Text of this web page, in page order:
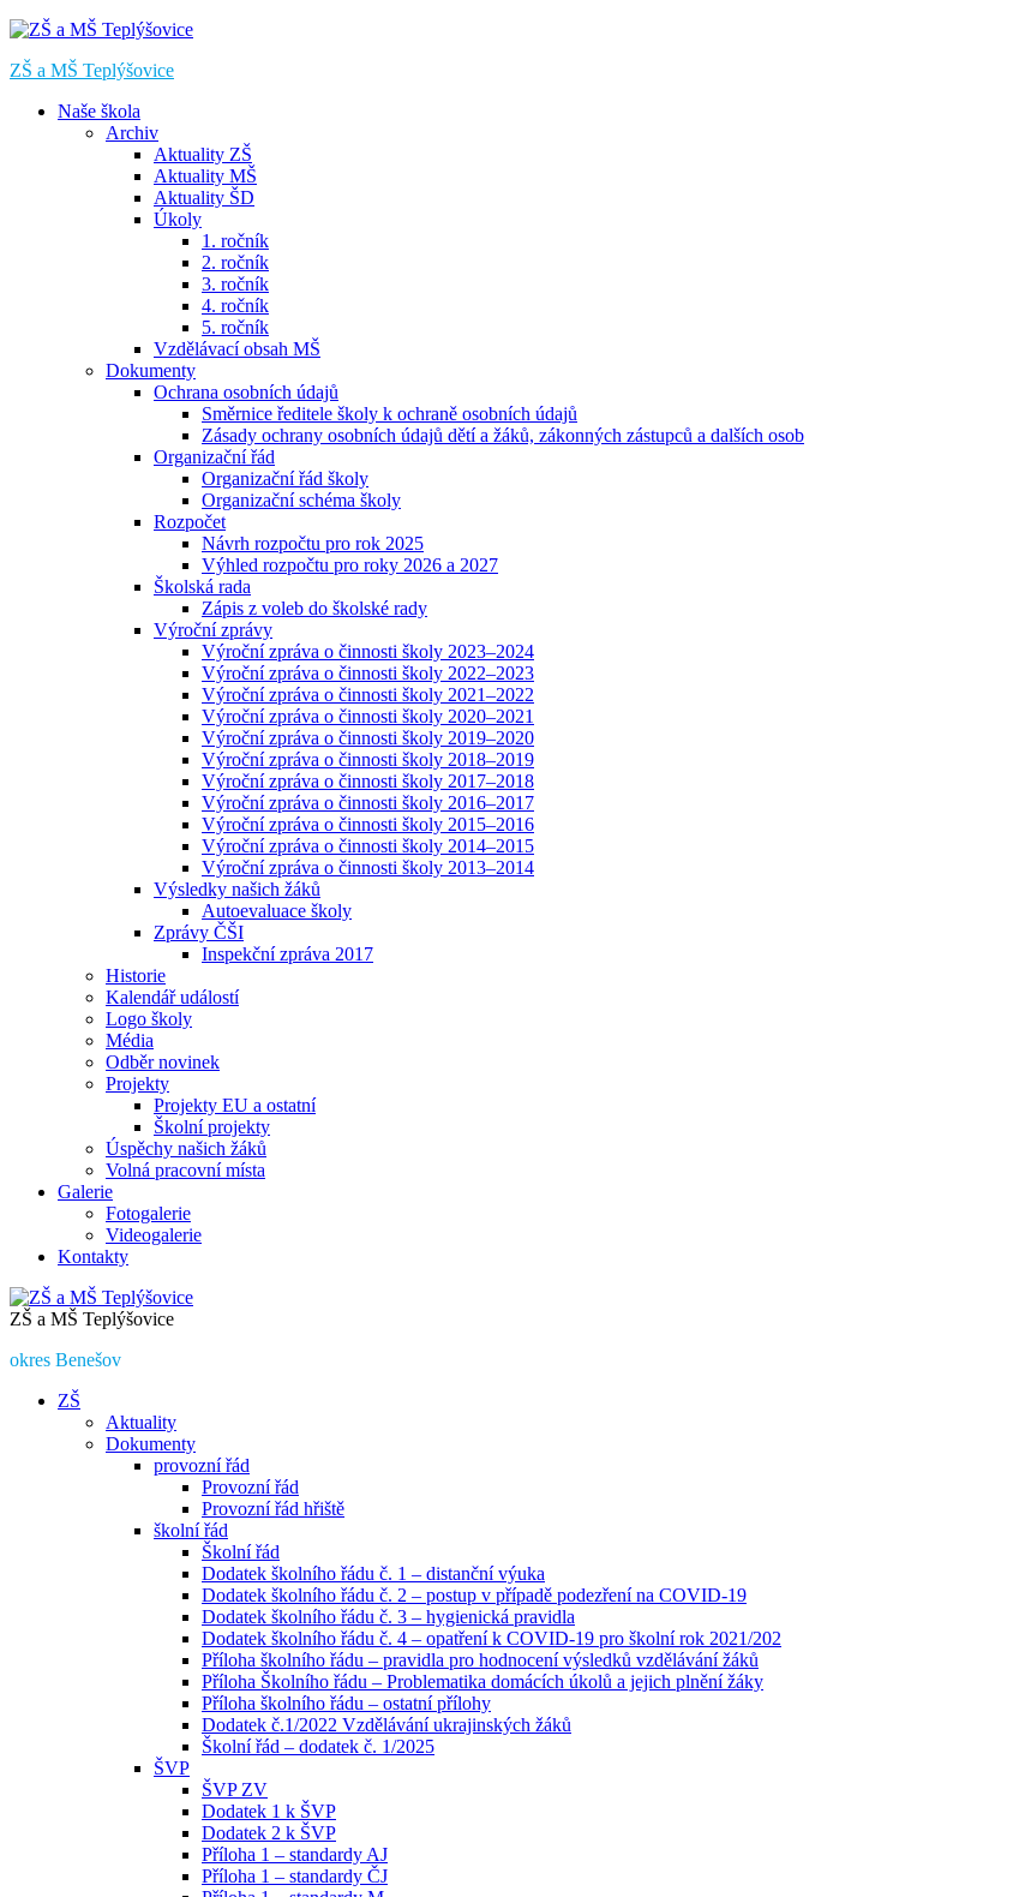
ZŠ a MŠ Teplýšovice
Naše škola
Archiv
Aktuality ZŠ
Aktuality MŠ
Aktuality ŠD
Úkoly
1. ročník
2. ročník
3. ročník
4. ročník
5. ročník
Vzdělávací obsah MŠ
Dokumenty
Ochrana osobních údajů
Směrnice ředitele školy k ochraně osobních údajů
Zásady ochrany osobních údajů dětí a žáků, zákonných zástupců a dalších osob
Organizační řád
Organizační řád školy
Organizační schéma školy
Rozpočet
Návrh rozpočtu pro rok 2025
Výhled rozpočtu pro roky 2026 a 2027
Školská rada
Zápis z voleb do školské rady
Výroční zprávy
Výroční zpráva o činnosti školy 2023–2024
Výroční zpráva o činnosti školy 2022–2023
Výroční zpráva o činnosti školy 2021–2022
Výroční zpráva o činnosti školy 2020–2021
Výroční zpráva o činnosti školy 2019–2020
Výroční zpráva o činnosti školy 2018–2019
Výroční zpráva o činnosti školy 2017–2018
Výroční zpráva o činnosti školy 2016–2017
Výroční zpráva o činnosti školy 2015–2016
Výroční zpráva o činnosti školy 2014–2015
Výroční zpráva o činnosti školy 2013–2014
Výsledky našich žáků
Autoevaluace školy
Zprávy ČŠI
Inspekční zpráva 2017
Historie
Kalendář událostí
Logo školy
Média
Odběr novinek
Projekty
Projekty EU a ostatní
Školní projekty
Úspěchy našich žáků
Volná pracovní místa
Galerie
Fotogalerie
Videogalerie
Kontakty
ZŠ a MŠ Teplýšovice
okres Benešov
ZŠ
Aktuality
Dokumenty
provozní řád
Provozní řád
Provozní řád hřiště
školní řád
Školní řád
Dodatek školního řádu č. 1 – distanční výuka
Dodatek školního řádu č. 2 – postup v případě podezření na COVID-19
Dodatek školního řádu č. 3 – hygienická pravidla
Dodatek školního řádu č. 4 – opatření k COVID-19 pro školní rok 2021/202
Příloha školního řádu – pravidla pro hodnocení výsledků vzdělávání žáků
Příloha Školního řádu – Problematika domácích úkolů a jejich plnění žáky
Příloha školního řádu – ostatní přílohy
Dodatek č.1/2022 Vzdělávání ukrajinských žáků
Školní řád – dodatek č. 1/2025
ŠVP
ŠVP ZV
Dodatek 1 k ŠVP
Dodatek 2 k ŠVP
Příloha 1 – standardy AJ
Příloha 1 – standardy ČJ